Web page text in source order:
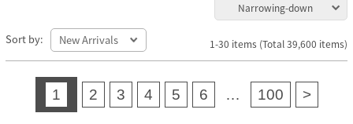
Narrowing-down
Sort by: 1-30 items (Total 39,600 items)
1 2 3 4 5 6 … 100 >